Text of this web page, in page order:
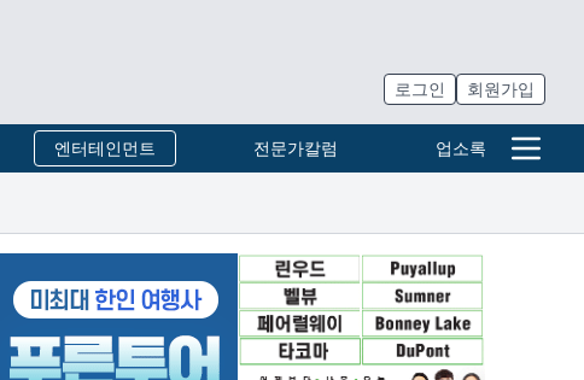
로그인 회원가입
엔터테인먼트 전문가칼럼 업소록